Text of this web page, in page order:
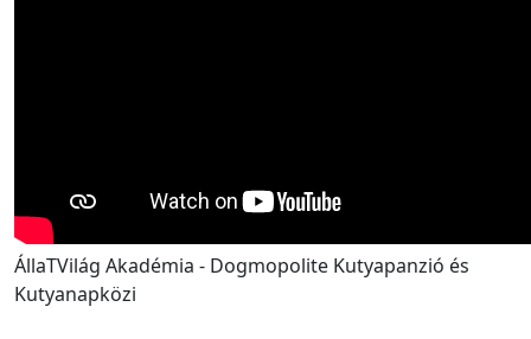
ÁllaTVilág Akadémia - Dogmopolite Kutyapanzió és
Kutyanapközi